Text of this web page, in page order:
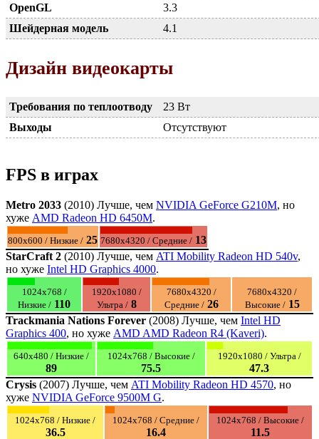
OpenGL
3.3
Шейдерная модель
4.1
Дизайн видеокарты
Требования по теплоотводу
23 Вт
Выходы
Отсутствуют
FPS в играх
Metro 2033 (2010) Лучше, чем NVIDIA GeForce G210M, но
хуже AMD Radeon HD 6450M.
800x600 / Низкие / 25 7680x4320 / Средние / 13
StarCraft 2 (2010) Лучше, чем ATI Mobility Radeon HD 540v,
но хуже Intel HD Graphics 4000.
1024x768 /
Низкие / 110
1920x1080 /
Ультра / 8
7680x4320 /
Средние / 26
7680x4320 /
Высокие / 15
Trackmania Nations Forever (2008) Лучше, чем Intel HD
Graphics 400, но хуже AMD AMD Radeon R4 (Kaveri).
640x480 / Низкие /
89
1024x768 / Высокие /
75.5
1920x1080 / Ультра /
47.3
Crysis (2007) Лучше, чем ATI Mobility Radeon HD 4570, но
хуже NVIDIA GeForce 9500M G.
1024x768 / Низкие /
36.5
1024x768 / Средние /
16.4
1024x768 / Высокие /
11.5